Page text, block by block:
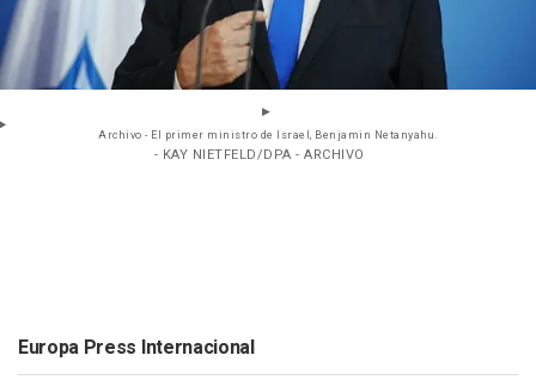
Archivo - El primer ministro de Israel, Benjamin Netanyahu.
- KAY NIETFELD/DPA - ARCHIVO
Europa Press Internacional